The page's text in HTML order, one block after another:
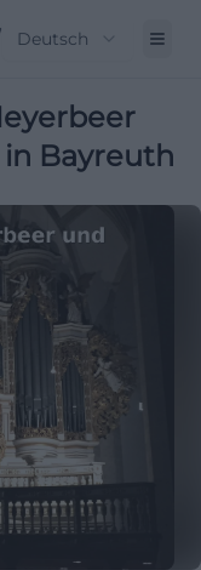
Deutsch
Bayreuth